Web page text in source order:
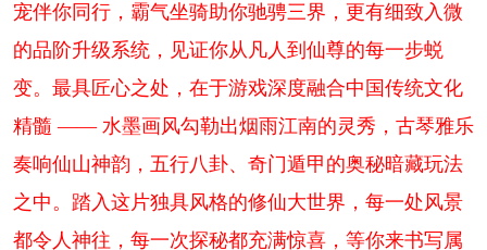
宠伴你同行，霸气坐骑助你驰骋三界，更有细致入微
的品阶升级系统，见证你从凡人到仙尊的每一步蜕
变。最具匠心之处，在于游戏深度融合中国传统文化
精髓 —— 水墨画风勾勒出烟雨江南的灵秀，古琴雅乐
奏响仙山神韵，五行八卦、奇门遁甲的奥秘暗藏玩法
之中。踏入这片独具风格的修仙大世界，每一处风景
都令人神往，每一次探秘都充满惊喜，等你来书写属